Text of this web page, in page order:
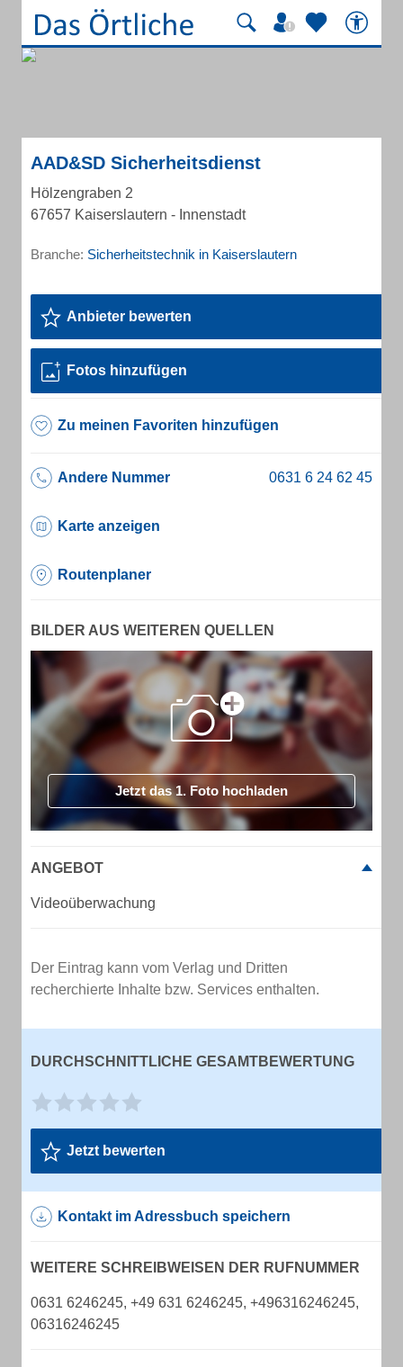
AAD&SD Sicherheitsdienst
Hölzengraben 2
67657 Kaiserslautern - Innenstadt
Branche: Sicherheitstechnik in Kaiserslautern
Anbieter bewerten
Fotos hinzufügen
Zu meinen Favoriten hinzufügen
Andere Nummer
Karte anzeigen
Routenplaner
BILDER AUS WEITEREN QUELLEN
Jetzt das 1. Foto hochladen
ANGEBOT
Videoüberwachung
Der Eintrag kann vom Verlag und Dritten
recherchierte Inhalte bzw. Services enthalten.
DURCHSCHNITTLICHE GESAMTBEWERTUNG
Jetzt bewerten
Kontakt im Adressbuch speichern
WEITERE SCHREIBWEISEN DER RUFNUMMER
0631 6246245, +49 631 6246245, +496316246245,
06316246245